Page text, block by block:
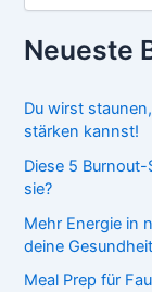
Neueste
Du wirst
stärken kannst!
Diese 5
sie?
Mehr Energie in
deine Gesundheit
Meal Prep für